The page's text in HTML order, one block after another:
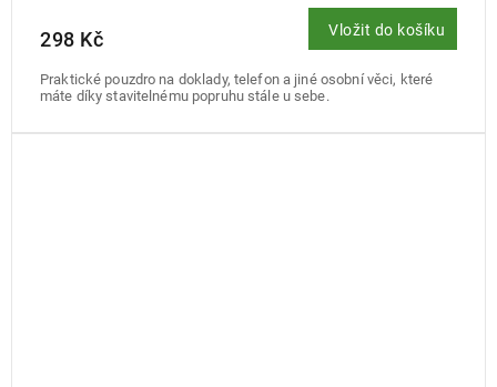
298 Kč Vložit do košíku
Praktické pouzdro na doklady, telefon a jiné osobní věci, které
máte díky stavitelnému popruhu stále u sebe.